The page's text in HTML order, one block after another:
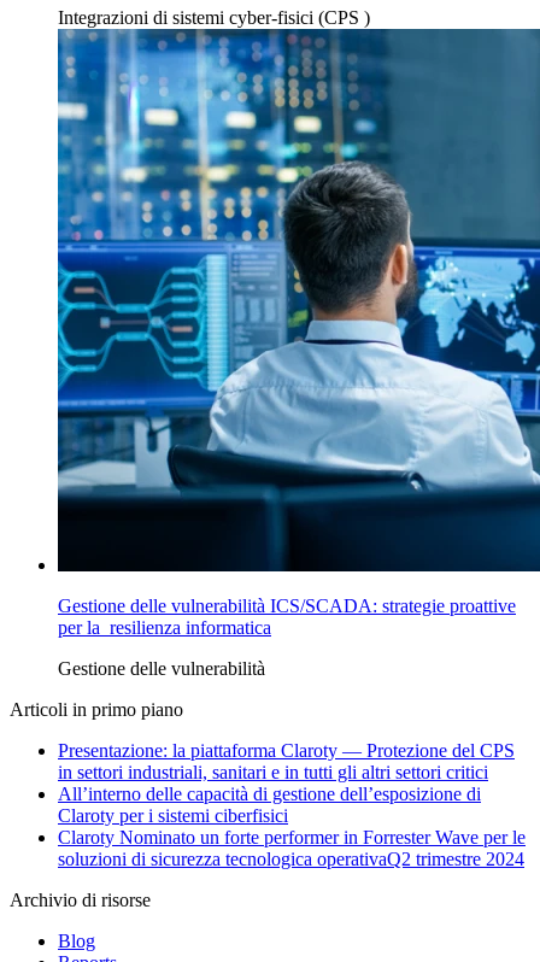
Integrazioni di sistemi cyber-fisici (CPS )
Gestione delle vulnerabilità ICS/SCADA: strategie proattive
per la resilienza informatica
Gestione delle vulnerabilità
Articoli in primo piano
Presentazione: la piattaforma Claroty — Protezione del CPS
in settori industriali, sanitari e in tutti gli altri settori critici
All’interno delle capacità di gestione dell’esposizione di
Claroty per i sistemi ciberfisici
Claroty Nominato un forte performer in Forrester Wave per le
soluzioni di sicurezza tecnologica operativaQ2 trimestre 2024
Archivio di risorse
Blog